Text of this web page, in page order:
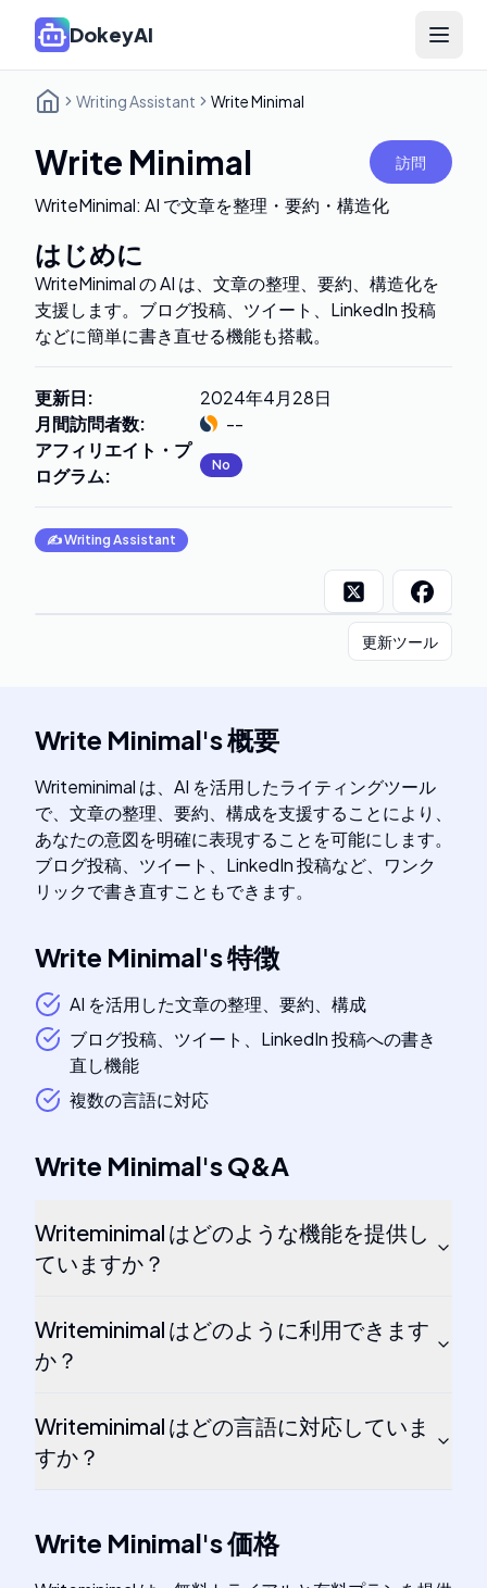
DokeyAI Open
Writing Assistant Write Minimal
Write Minimal 訪問
WriteMinimal: AI で文章を整理・要約・構造化
はじめに
WriteMinimal の AI は、文章の整理、要約、構造化を
支援します。ブログ投稿、ツイート、LinkedIn 投稿
などに簡単に書き直せる機能も搭載。
更新日:
2024年4月28日
月間訪問者数:
--
アフィリエイト・プ
ログラム: No
✍️Writing Assistant
更新ツール
Write Minimal's概要
Writeminimal は、AI を活用したライティングツール
で、文章の整理、要約、構成を支援することにより、
あなたの意図を明確に表現することを可能にします。
ブログ投稿、ツイート、LinkedIn 投稿など、ワンク
リックで書き直すこともできます。
Write Minimal's特徴
AI を活用した文章の整理、要約、構成
ブログ投稿、ツイート、LinkedIn 投稿への書き
直し機能
複数の言語に対応
Write Minimal'sQ&A
Writeminimal はどのような機能を提供し
ていますか？
Writeminimal はどのように利用できます
か？
Writeminimal はどの言語に対応していま
すか？
Write Minimal's価格